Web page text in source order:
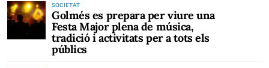
SOCIETAT
Golmés es prepara per viure una
Festa Major plena de música,
tradició i activitats per a tots els
públics